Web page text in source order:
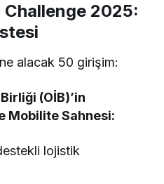
2025:
alacak 50 girişim:
(OİB)’in
Mobilite Sahnesi:
lojistik